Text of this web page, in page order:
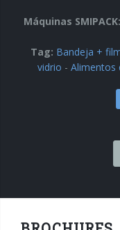
Máquinas SMIPACK:
Tag: Bandeja +
vidrio - Alimentos